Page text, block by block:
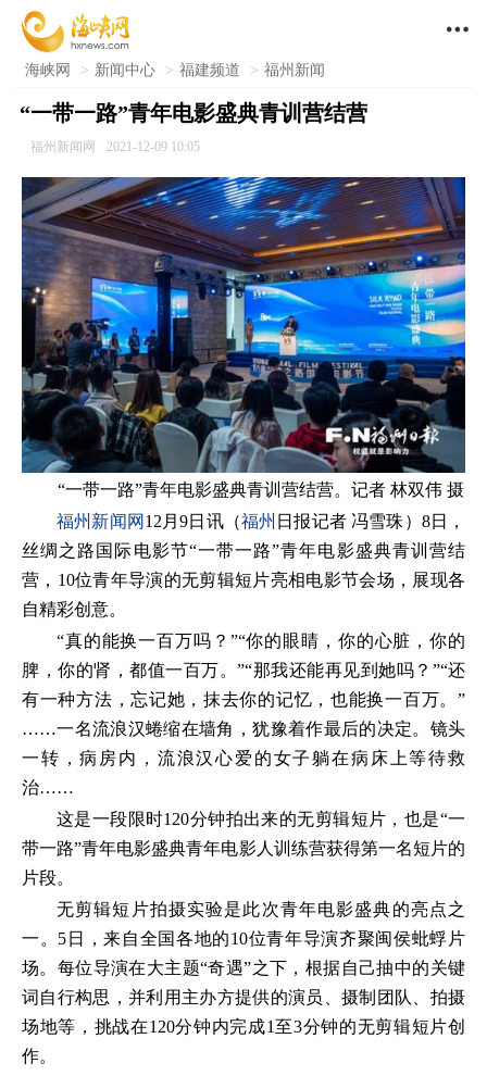

海峡网 > 新闻中心 > 福建频道 > 福州新闻
“一带一路”青年电影盛典青训营结营
福州新闻网 2021-12-09 10:05
“一带一路”青年电影盛典青训营结营。记者 林双伟 摄
福州新闻网 12月9日讯（福州 日报记者 冯雪珠）8日，
丝绸之路国际电影节“一带一路”青年电影盛典青训营结
营，10位青年导演的无剪辑短片亮相电影节会场，展现各
自精彩创意。
“真的能换一百万吗？”“你的眼睛，你的心脏，你的
脾，你的肾，都值一百万。”“那我还能再见到她吗？”“还
有一种方法，忘记她，抹去你的记忆，也能换一百万。”
……一名流浪汉蜷缩在墙角，犹豫着作最后的决定。镜头
一转，病房内，流浪汉心爱的女子躺在病床上等待救
治……
这是一段限时120分钟拍出来的无剪辑短片，也是“一
带一路”青年电影盛典青年电影人训练营获得第一名短片的
片段。
无剪辑短片拍摄实验是此次青年电影盛典的亮点之
一。5日，来自全国各地的10位青年导演齐聚闽侯蚍蜉片
场。每位导演在大主题“奇遇”之下，根据自己抽中的关键
词自行构思，并利用主办方提供的演员、摄制团队、拍摄
场地等，挑战在120分钟内完成1至3分钟的无剪辑短片创
作。